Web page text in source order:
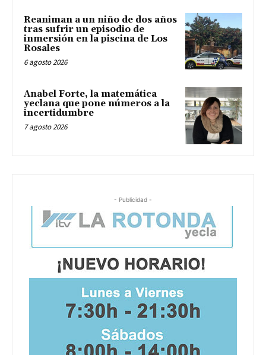
Reaniman a un niño de dos años
tras sufrir un episodio de
inmersión en la piscina de Los
Rosales
6 agosto 2026
Anabel Forte, la matemática
yeclana que pone números a la
incertidumbre
7 agosto 2026
- Publicidad -